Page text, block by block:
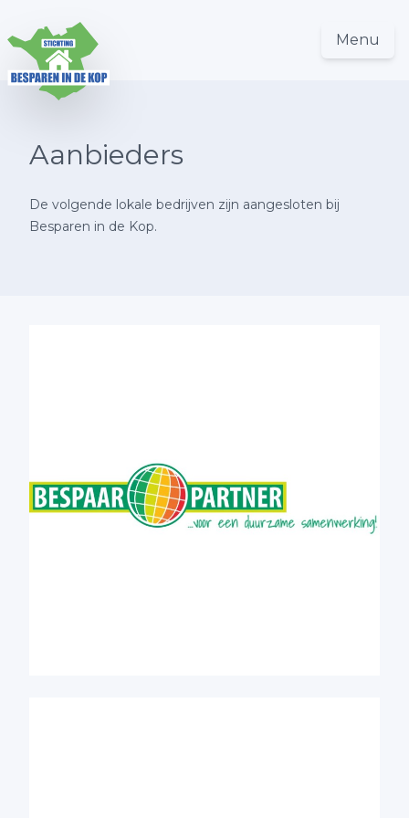
Menu
Aanbieders
De volgende lokale bedrijven zijn aangesloten bij
Besparen in de Kop.